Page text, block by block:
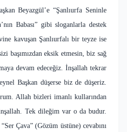
Beyazgül’e “Şanlıurfa Seninle
Babası” gibi sloganlarla destek
kavuşan Şanlıurfalı bir teyze ise
başımızdan eksik etmesin, biz sağ
devam edeceğiz. İnşallah tekrar
Başkan düşerse biz de düşeriz.
Allah bizleri imanlı kullarından
Tek dileğim var o da budur.
Çava” (Gözüm üstüne) cevabını